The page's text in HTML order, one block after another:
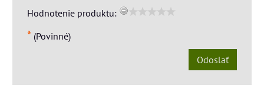
Hodnotenie produktu:
* (Povinné)
Odoslať